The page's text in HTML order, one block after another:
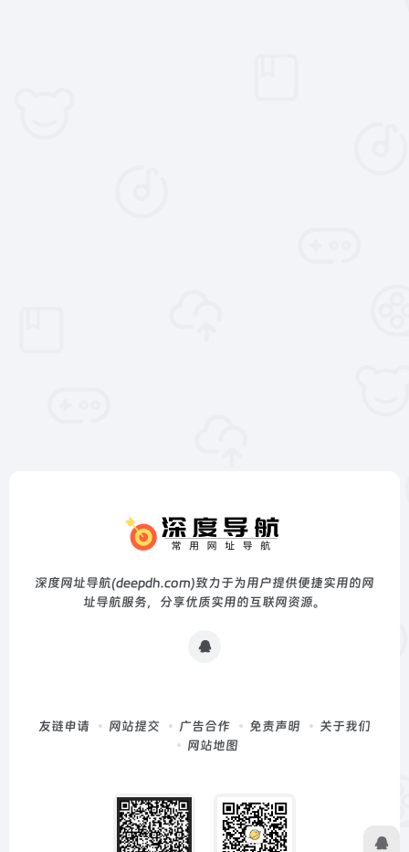
深度网址导航(deepdh.com)致力于为用户提供便捷实用的网
址导航服务，分享优质实用的互联网资源。
友链申请 网站提交 广告合作 免责声明
关于我们
网站地图